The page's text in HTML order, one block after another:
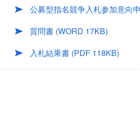
公募型指名競争入札参加意向
質問書 (WORD 17KB)
入札結果書 (PDF 118KB)